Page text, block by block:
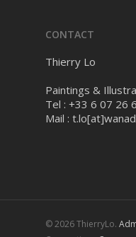
CONTACT
Thierry Lo
Paintings &
Tel : +33 6 07 26
Mail :
© 2026 ThierryLo.